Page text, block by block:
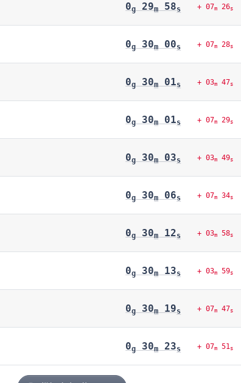
0g 29m 58s + 07m26s
0g 30m 00s + 07m28s
0g 30m 01s + 03m47s
0g 30m 01s + 07m29s
0g 30m 03s + 03m49s
0g 30m 06s + 07m34s
0g 30m 12s + 03m58s
0g 30m 13s + 03m59s
0g 30m 19s + 07m47s
0g 30m 23s + 07m51s